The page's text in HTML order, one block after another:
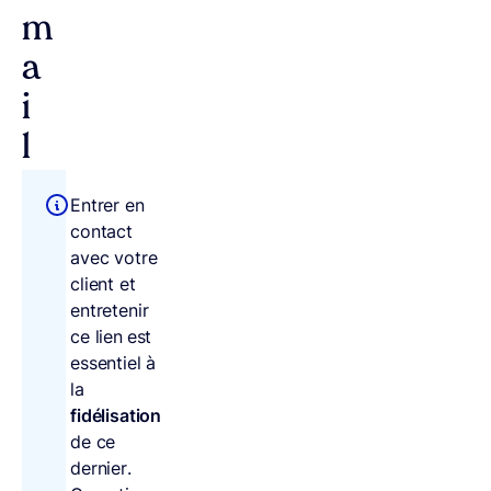
m
a
i
l
Entrer en
contact
avec votre
client et
entretenir
ce lien est
essentiel à
la
fidélisation
de ce
dernier.